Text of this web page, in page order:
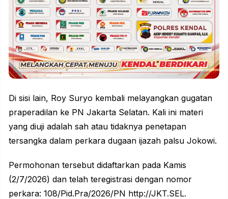
Di sisi lain, Roy Suryo kembali melayangkan gugatan
praperadilan ke PN Jakarta Selatan. Kali ini materi
yang diuji adalah sah atau tidaknya penetapan
tersangka dalam perkara dugaan ijazah palsu Jokowi.
Permohonan tersebut didaftarkan pada Kamis
(2/7/2026) dan telah teregistrasi dengan nomor
perkara: 108/Pid.Pra/2026/PN http://JKT.SEL.